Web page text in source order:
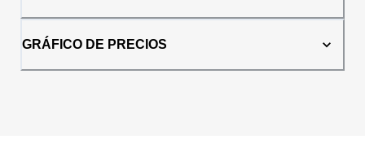
esencial 100%.Precauciones: Administrar con
período de lactancia. No exceder la dosis
GRÁFICO DE PRECIOS